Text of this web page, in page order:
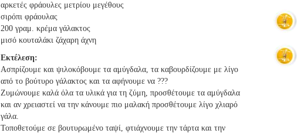
αρκετές φράουλες μετρίου μεγέθους
σιρόπι φράουλας
200 γραμ. κρέμα γάλακτος
μισό κουταλάκι ζάχαρη άχνη
Εκτέλεση:
Ασπρίζουμε και ψιλοκόβουμε τα αμύγδαλα, τα καβουρδίζουμε με λίγο
από το βούτυρο γάλακτος και τα αφήνουμε να ???
Ζυμώνουμε καλά όλα τα υλικά για τη ζύμη, προσθέτουμε τα αμύγδαλα
και αν χρειαστεί να την κάνουμε πιο μαλακή προσθέτουμε λίγο χλιαρό
γάλα.
Τοποθετούμε σε βουτυρωμένο ταψί, φτιάχνουμε την τάρτα και την